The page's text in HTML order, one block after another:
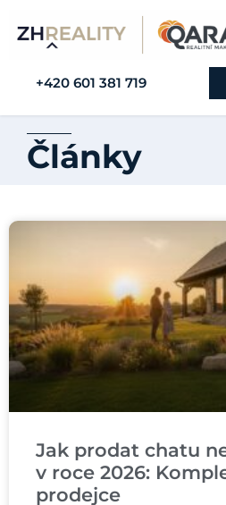
+420 601 381 719
Články
Jak prodat chatu
v roce 2026:
prodejce